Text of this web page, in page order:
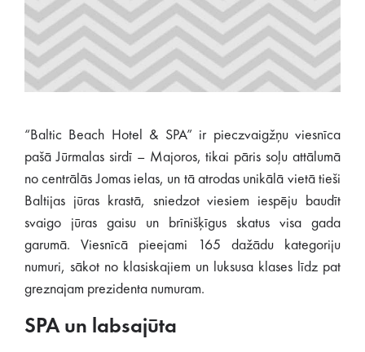
“Baltic Beach Hotel & SPA” ir pieczvaigžņu viesnīca
pašā Jūrmalas sirdī – Majoros, tikai pāris soļu attālumā
no centrālās Jomas ielas, un tā atrodas unikālā vietā tieši
Baltijas jūras krastā, sniedzot viesiem iespēju baudīt
svaigo jūras gaisu un brīnišķīgus skatus visa gada
garumā. Viesnīcā pieejami 165 dažādu kategoriju
numuri, sākot no klasiskajiem un luksusa klases līdz pat
greznajam prezidenta numuram.
SPA un labsajūta